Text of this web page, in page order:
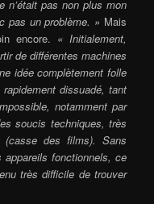
n’était pas non plus mon
pas un problème. » Mais
encore. « Initialement,
de différentes machines
idée complètement folle
dissuadé, tant
notamment par
soucis techniques, très
(casse des films). Sans
appareils fonctionnels, ce
très difficile de trouver